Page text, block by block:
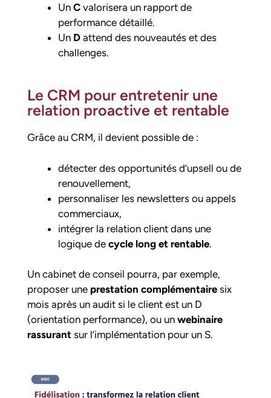
Un Cvalorisera un rapport de
performance détaillé.
Un Dattend des nouveautés et des
challenges.
Le CRM pour entretenir une
relation proactive et rentable
Grâce au CRM, il devient possible de :
détecter des opportunités d’upsell ou de
renouvellement,
personnaliser les newsletters ou appels
commerciaux,
intégrer la relation client dans une
logique de cycle long et rentable.
Un cabinet de conseil pourra, par exemple,
proposer une prestation complémentairesix
mois après un audit si le client est un D
(orientation performance), ou un webinaire
rassurantsur l’implémentation pour un S.